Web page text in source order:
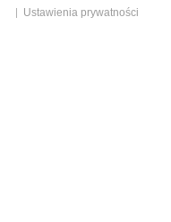
Ustawienia prywatności